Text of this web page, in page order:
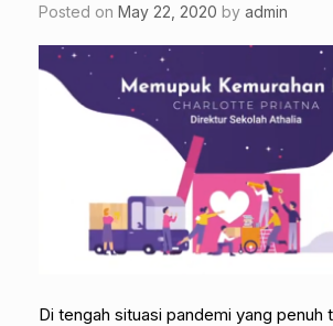
Posted on May 22, 2020 by admin
Di tengah situasi pandemi yang penuh